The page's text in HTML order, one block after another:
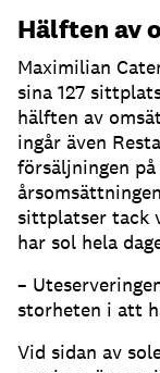
Hälften av
Maximilian
sina 127
hälften av
ingår även
försäljningen
årsomsättningen
sittplatser tack
har sol hela
–
storheten i att
Vid sidan av